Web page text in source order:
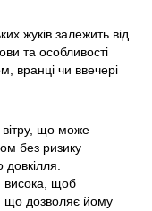
жуків залежить від
та особливості
вранці чи ввечері
вітру, що може
без ризику
довкілля.
висока, щоб
що дозволяє йому